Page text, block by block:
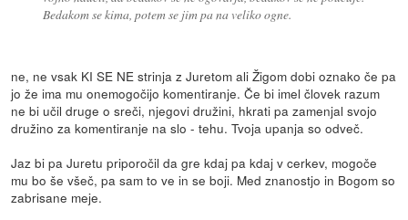
Bedakom se kima, potem se jim pa na veliko ogne.
ne, ne vsak KI SE NE strinja z Juretom ali Žigom dobi oznako če pa
jo že ima mu onemogočijo komentiranje. Če bi imel človek razum
ne bi učil druge o sreči, njegovi družini, hkrati pa zamenjal svojo
družino za komentiranje na slo - tehu. Tvoja upanja so odveč.
Jaz bi pa Juretu priporočil da gre kdaj pa kdaj v cerkev, mogoče
mu bo še všeč, pa sam to ve in se boji. Med znanostjo in Bogom so
zabrisane meje.